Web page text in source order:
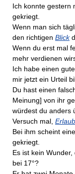
Ich konnte gestern
gekriegt.
Wenn man sich
den richtigen Blick
Wenn du erst mal
mehr verdienen
Ich habe einen
mir jetzt ein Urteil
Du hast einen
Meinung] von ihr
würdest du anders
Versuch mal,
Bei ihm scheint
gekriegt.
Es ist kein Wunder,
bei 17°?